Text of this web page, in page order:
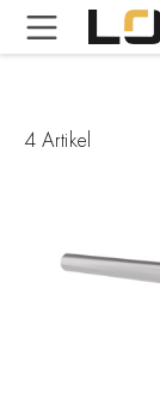
4 Artikel